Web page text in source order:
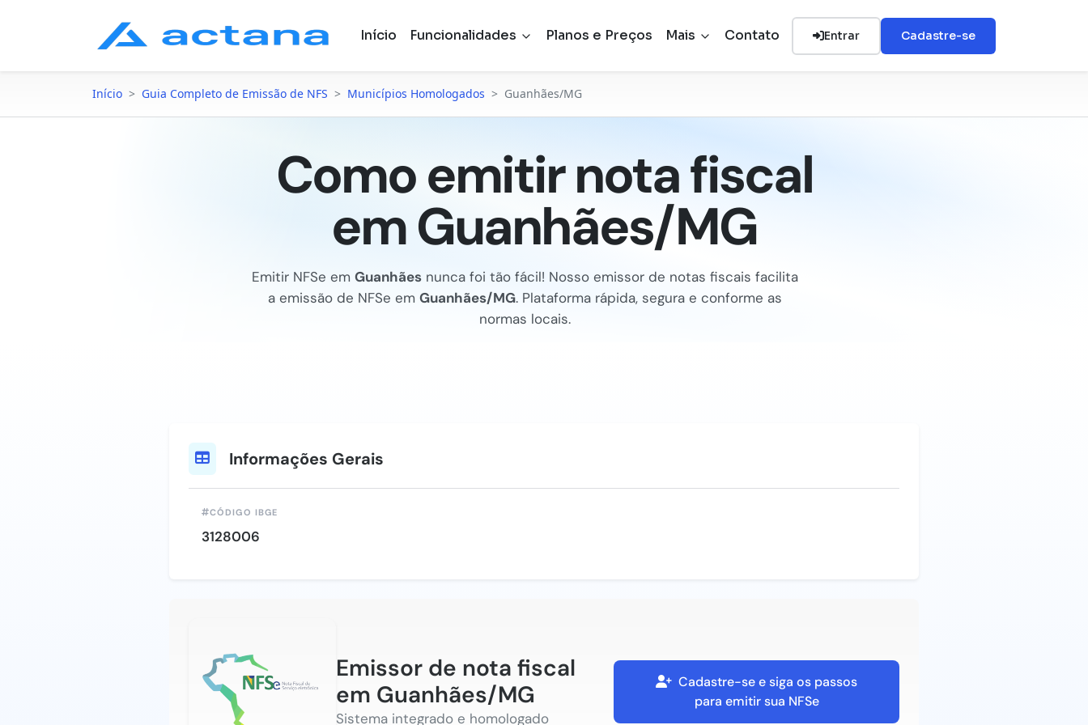
Início Funcionalidades Planos e Preços Mais Contato Entrar Cadastre-se
Início > Guia Completo de Emissão de NFS > Municípios Homologados > Guanhães/MG
Como emitir nota fiscal
em Guanhães/MG
Emitir NFSe em Guanhãesnunca foi tão fácil! Nosso emissor de notas fiscais facilita
a emissão de NFSe em Guanhães/MG. Plataforma rápida, segura e conforme as
normas locais.
Informações Gerais
CÓDIGO IBGE
3128006
Emissor de nota fiscal
em Guanhães/MG
Sistema integrado e homologado
Cadastre-se e siga os passos
para emitir sua NFSe